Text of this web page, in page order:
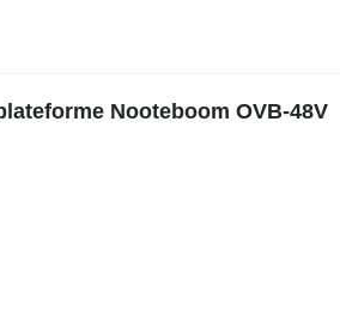
Nooteboom OVB-48V